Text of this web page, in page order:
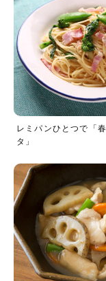
レミパンひとつで「
タ」